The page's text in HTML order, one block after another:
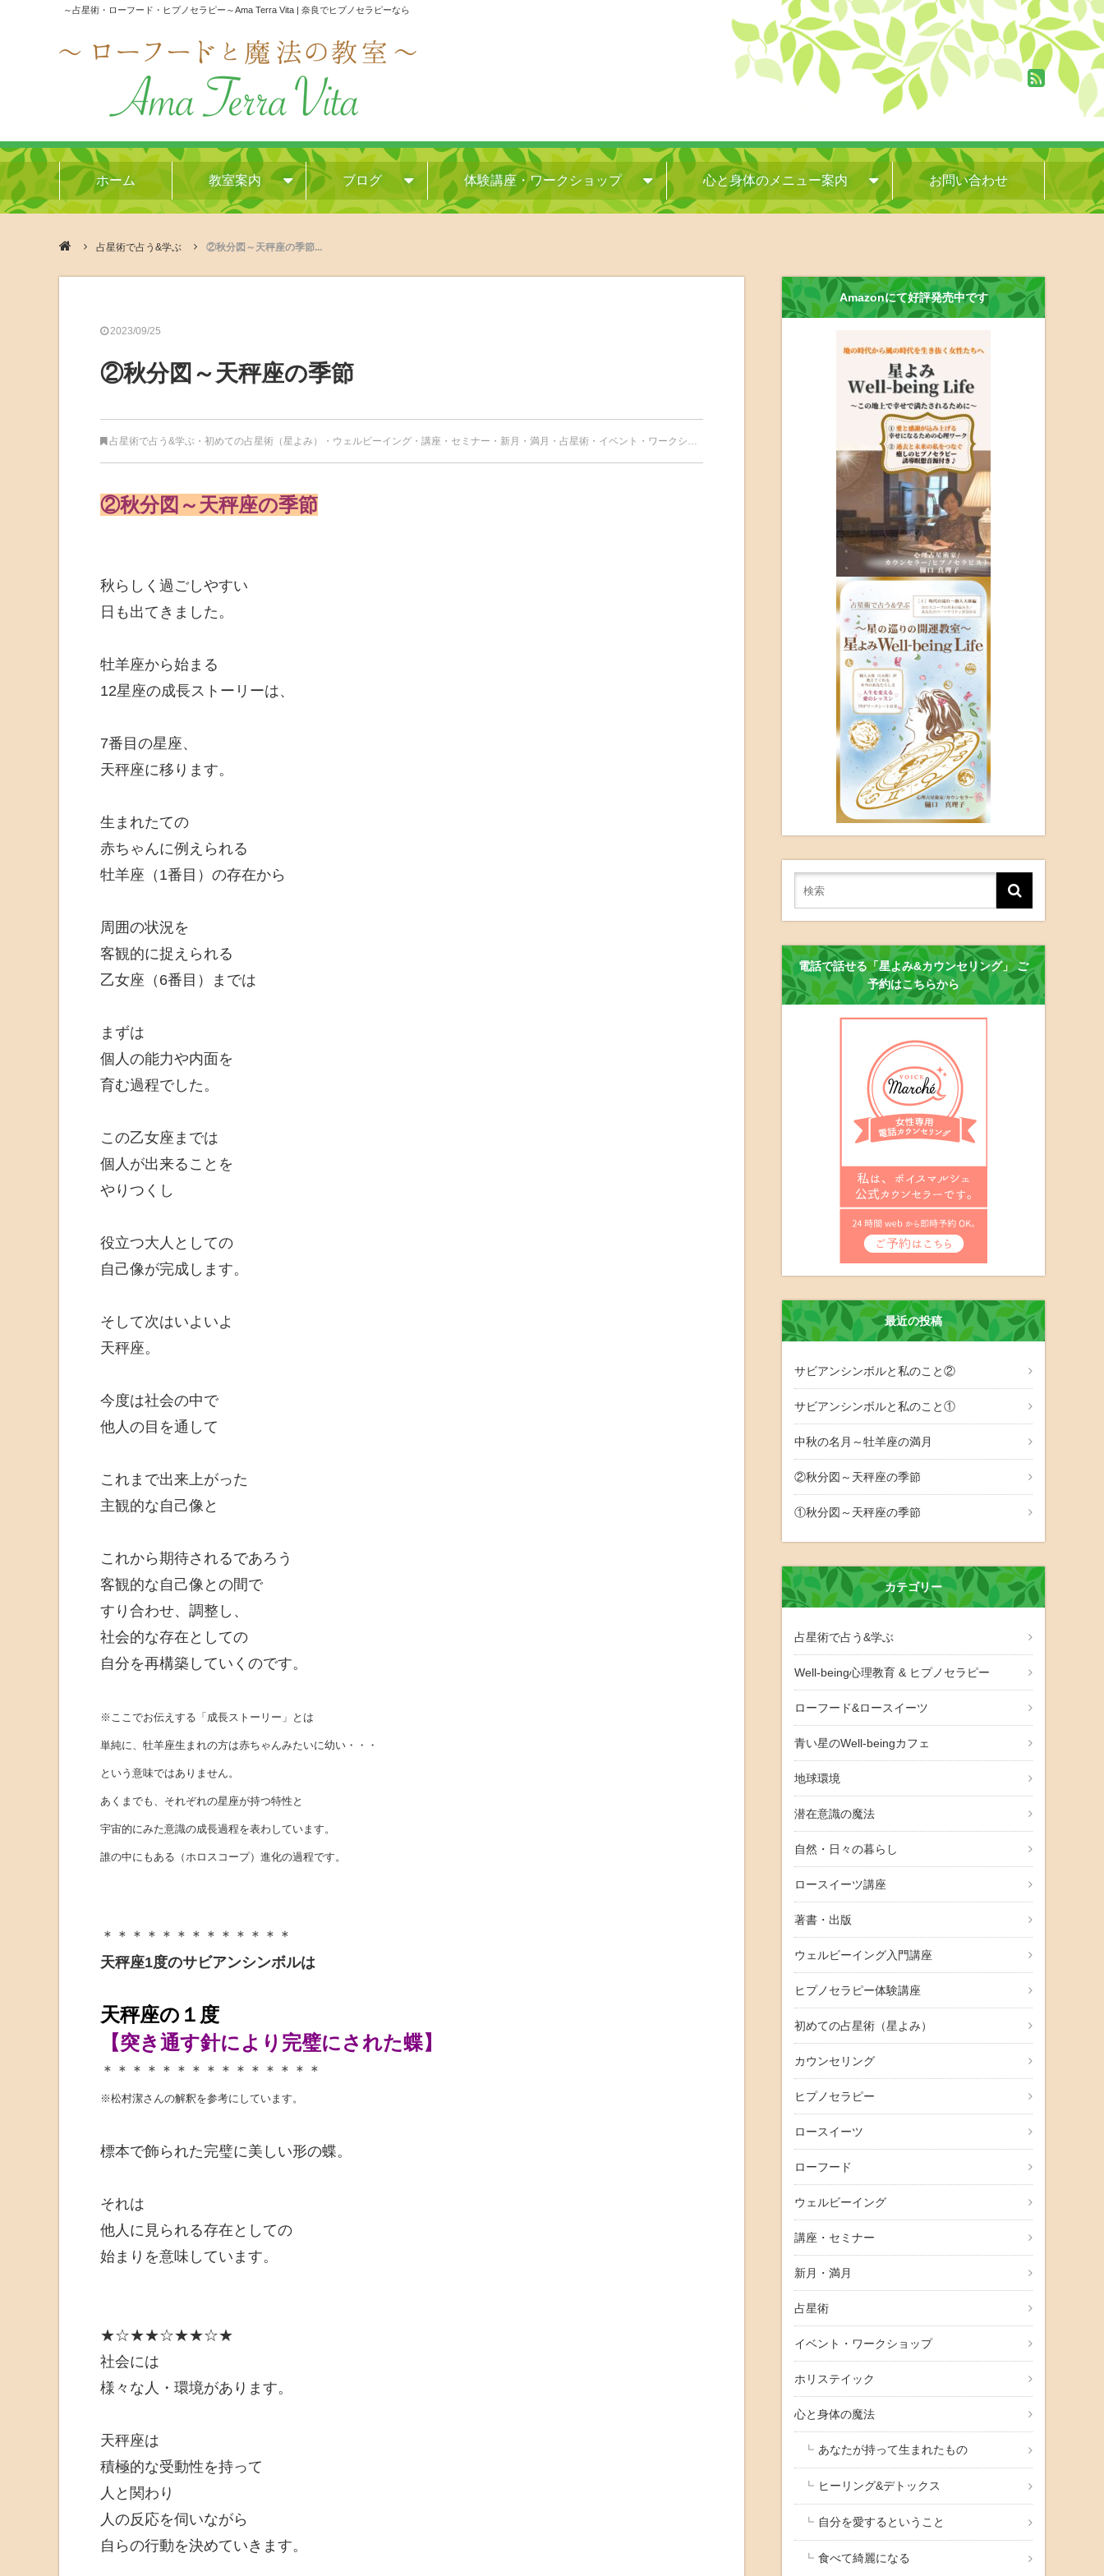
～占星術・ローフード・ヒプノセラピー～Ama Terra Vita | 奈良でヒプノセラピーなら
ホーム 教室案内 ブログ 体験講座・ワークショップ 心と身体のメニュー案内 お問い合わせ
占星術で占う&学ぶ ②秋分図～天秤座の季節...
2023/09/25
②秋分図～天秤座の季節
占星術で占う&学ぶ ・ 初めての占星術（星よみ） ・ ウェルビーイング ・ 講座・セミナー ・ 新月・満月 ・ 占星術 ・ イベント・ワークショップ あなたが持って生まれたもの・ヒーリング&デトックス
②秋分図～天秤座の季節
秋らしく 過ごしやすい
日も出てきました。
牡羊座から始まる
12星座の成長ストーリーは、
7番目の星座、
天秤座に移ります。
生まれたての
赤ちゃんに例えられる
牡羊座（1番目）の存在から
周囲の状況を
客観的に捉えられる
乙女座（6番目）までは
まずは
個人の能力や内面を
育む過程でした。
この乙女座までは
個人が出来ることを
やりつくし
役立つ大人としての
自己像が完成します。
そして次はいよいよ
天秤座。
今度は社会の中で
他人の目を通して
これまで出来上がった
主観的な自己像と
これから期待されるであろう
客観的な自己像との間で
すり合わせ、調整し、
社会的な存在としての
自分を再構築していくのです。
※ここでお伝えする「成長ストーリー」とは
単純に、牡羊座生まれの方は赤ちゃんみたいに幼い・・・
という意味ではありません。
あくまでも、それぞれの星座が持つ特性と
宇宙的にみた意識の成長過程を表わしています。
誰の中にもある（ホロスコープ） 進化の過程です。
＊＊＊＊＊＊＊＊＊＊＊＊＊
天秤座1度のサビアンシンボルは
天秤座の１度
【突き通す針により完璧にされた蝶】
＊＊＊＊＊＊＊＊＊＊＊＊＊＊＊
※松村潔さんの解釈を参考にしています。
標本で飾られた完璧に美しい形の蝶。
それは
他人に見られる存在としての
始まりを意味しています。
★☆★★☆★★☆★
社会には
様々な人・環境があります。
天秤座は
積極的な受動性を持って
人と関わり
人の反応を伺いながら
自らの行動を決めていきます。
Amazonにて好評発売中です
電話で話せる「星よみ&カウンセリング」 ご
予約はこちらから
最近の投稿
サビアンシンボルと私のこと②
サビアンシンボルと私のこと①
中秋の名月～牡羊座の満月
②秋分図～天秤座の季節
①秋分図～天秤座の季節
カテゴリー
占星術で占う&学ぶ
Well-being心理教育 & ヒプノセラピー
ローフード&ロースイーツ
青い星のWell-beingカフェ
地球環境
潜在意識の魔法
自然・日々の暮らし
ロースイーツ講座
著書・出版
ウェルビーイング入門講座
ヒプノセラピー体験講座
初めての占星術（星よみ）
カウンセリング
ヒプノセラピー
ロースイーツ
ローフード
ウェルビーイング
講座・セミナー
新月・満月
占星術
イベント・ワークショップ
ホリステイック
心と身体の魔法
あなたが持って生まれたもの
ヒーリング&デトックス
自分を愛するということ
食べて綺麗になる